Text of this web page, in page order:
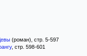
(роман), стр. 5-597
, стр. 598-601